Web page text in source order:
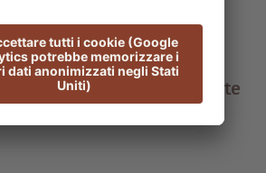
di millenni una cucina
oggi l’
epicentro dell’arte